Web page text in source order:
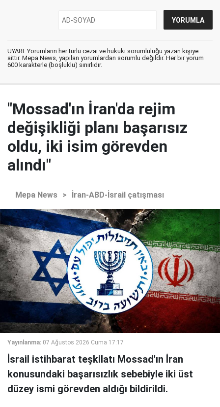
UYARI: Yorumların her türlü cezai ve hukuki sorumluluğu yazan kişiye
aittir. Mepa News, yapılan yorumlardan sorumlu değildir. Her bir yorum
600 karakterle (boşluklu) sınırlıdır.
"Mossad'ın İran'da rejim
değişikliği planı başarısız
oldu, iki isim görevden
alındı"
Mepa News > İran-ABD-İsrail çatışması
Yayınlanma: 07 Ağustos 2026 Cuma 17:17
İsrail istihbarat teşkilatı Mossad'ın İran
konusundaki başarısızlık sebebiyle iki üst
düzey ismi görevden aldığı bildirildi.